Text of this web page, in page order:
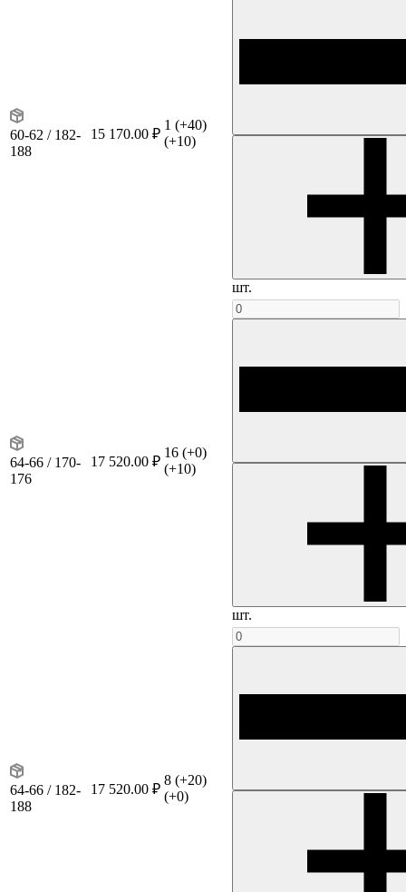
60-62 / 182-
188
15 170.00 ₽
1 (+40)
(+10)
шт.
64-66 / 170-
176
17 520.00 ₽
16 (+0)
(+10)
шт.
64-66 / 182-
188
17 520.00 ₽
8 (+20)
(+0)